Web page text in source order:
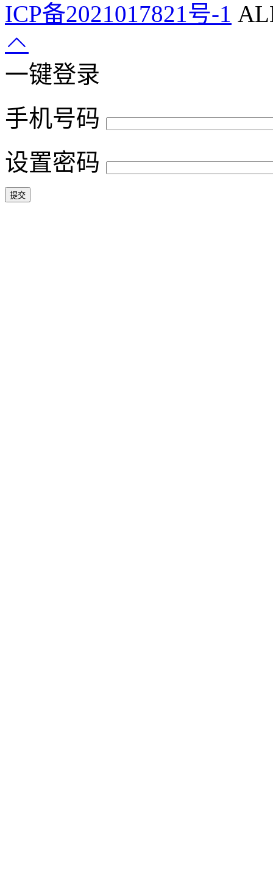
ICP备2021017821号-1
一键登录
手机号码
设置密码